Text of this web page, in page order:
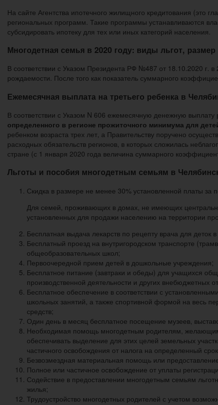
На сайте Агентства ипотечного жилищного кредитования (это
региональных программ. Такие программы устанавливаются
субсидировать ипотеку для тех или иных категорий населения.
Многодетная семья в 2020 году: виды льгот,
В соответствии с Указом Президента РФ №487 от 18.10.2020 г.
рождаемости. После того как показатель суммарного
Ежемесячная выплата на третьего ребенка в
В соответствии с Указом N 606 ежемесячную денежную
определенного в регионе прожиточного минимума для
ребенком возраста трех лет, а Правительству поручено
расходных обязательств регионов, в которых сложилась
стране (с 1 января 2020 года величина суммарного
Льготы и пособия многодетным семьям в
Скидка в размере не менее 30% установленной платы за
Для семей, проживающих в домах, не имеющих
установленных для продажи населению на территории
Бесплатная выдача лекарств по рецепту врача для деток
Бесплатный проезд на внутригородском транспорте
общеобразовательных школ;
Первоочередной прием детей в дошкольные учреждения;
Бесплатное питание (завтраки и обеды) для учащихся
производственной деятельности и других внебюджетных
Бесплатное обеспечение в соответствии с
школьных занятий, а также спортивной формой на весь
средств;
Один день в месяц бесплатное посещение музеев,
Необходимая помощь многодетным родителям, желающим
обеспечивать выделение для этих целей земельных
частичного освобождения от налога на определенный
Безвозмездная материальная помощь или
Полное или частичное освобождение от уплаты
Содействие в предоставлении многодетным семьям
жилья;
Трудоустройство многодетных родителей с учетом